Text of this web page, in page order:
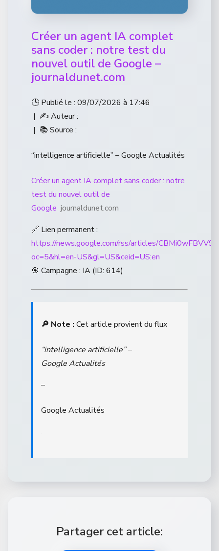
Créer un agent IA complet
sans coder : notre test du
nouvel outil de Google –
journaldunet.com
🕒 Publié le : 09/07/2026 à 17:46
| ✍️ Auteur :
| 📚 Source :
“intelligence artificielle” – Google Actualités
Créer un agent IA complet sans coder : notre
test du nouvel outil de
Google journaldunet.com
🔗 Lien permanent :
https://news.google.com/rss/articles/
oc=5&hl=en-US&gl=US&ceid=US:en
🎯 Campagne : IA (ID: 614)
🔎 Note : Cet article provient du flux
“intelligence artificielle” –
Google Actualités
–
Google Actualités
.
Partager cet article: